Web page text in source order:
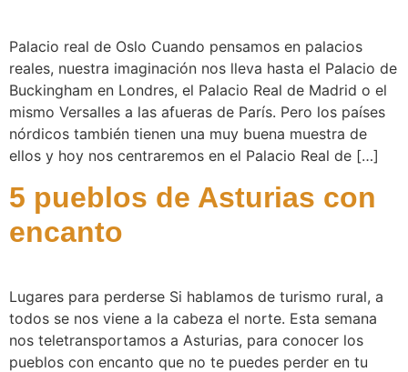
Palacio real de Oslo Cuando pensamos en palacios
reales, nuestra imaginación nos lleva hasta el Palacio de
Buckingham en Londres, el Palacio Real de Madrid o el
mismo Versalles a las afueras de París. Pero los países
nórdicos también tienen una muy buena muestra de
ellos y hoy nos centraremos en el Palacio Real de […]
5 pueblos de Asturias con
encanto
Lugares para perderse Si hablamos de turismo rural, a
todos se nos viene a la cabeza el norte. Esta semana
nos teletransportamos a Asturias, para conocer los
pueblos con encanto que no te puedes perder en tu